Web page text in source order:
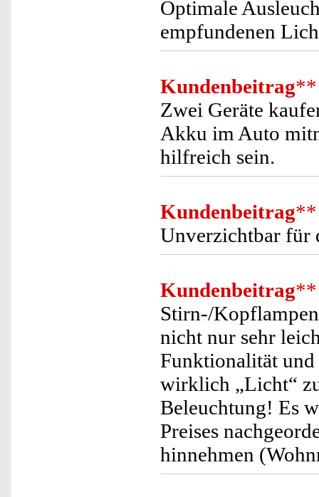
Optimale
empfundenen
Kundenbeitrag**
Zwei Geräte
Akku im Auto
hilfreich sein.
Kundenbeitrag**
Unverzichtbar für
Kundenbeitrag**
Stirn-/
nicht nur sehr
Funktionalität
wirklich „Licht“
Beleuchtung! Es
Preises
hinnehmen